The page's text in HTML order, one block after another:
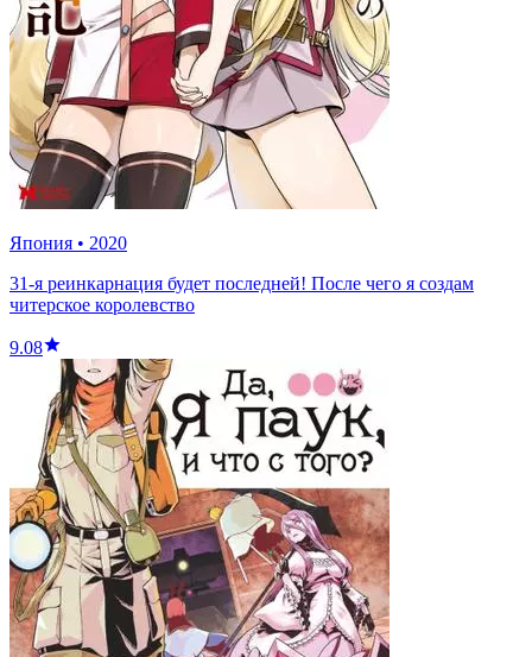
Япония • 2020
31-я реинкарнация будет последней! После чего я создам
читерское королевство
9.08